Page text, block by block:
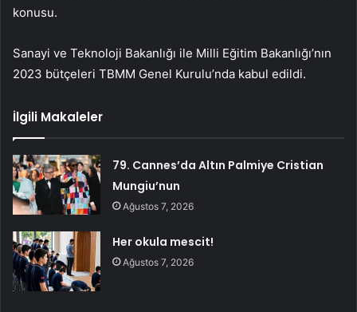
konusu.
Sanayi ve Teknoloji Bakanlığı ile Milli Eğitim Bakanlığı’nın
2023 bütçeleri TBMM Genel Kurulu’nda kabul edildi.
İlgili Makaleler
79. Cannes’da Altın Palmiye Cristian
Mungiu’nun
Ağustos 7, 2026
Her okula mescit!
Ağustos 7, 2026